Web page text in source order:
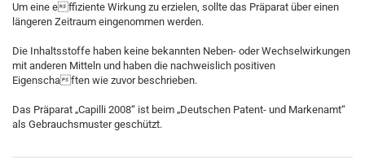
Um eine effiziente Wirkung zu erzielen, sollte das Präparat über einen
längeren Zeitraum eingenommen werden.
Die Inhaltsstoffe haben keine bekannten Neben- oder Wechselwirkungen
mit anderen Mitteln und haben die nachweislich positiven
Eigenschaften wie zuvor beschrieben.
Das Präparat „Capilli 2008“ ist beim „Deutschen Patent- und Markenamt“
als Gebrauchsmuster geschützt.